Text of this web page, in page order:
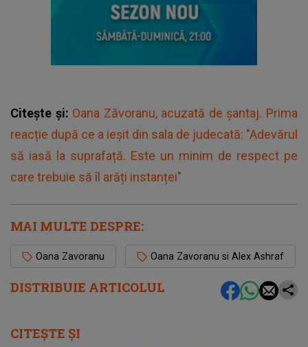
DISTRIBUIE ARTICOLUL
Citește și: Oana Zăvoranu, acuzată de șantaj. Prima
reacție după ce a ieșit din sala de judecată: "Adevărul
să iasă la suprafață. Este un minim de respect pe
care trebuie să îl arăți instanței"
MAI MULTE DESPRE:
Oana Zavoranu Oana Zavoranu si Alex Ashraf
CITEȘTE ȘI